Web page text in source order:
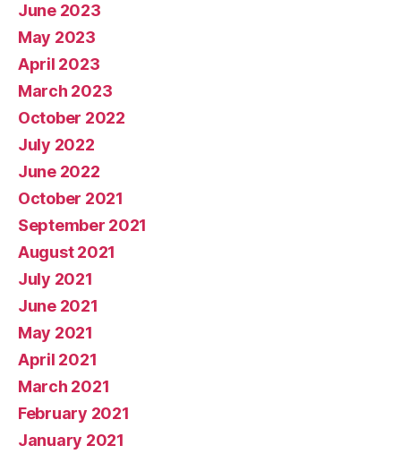
June 2023
May 2023
April 2023
March 2023
October 2022
July 2022
June 2022
October 2021
September 2021
August 2021
July 2021
June 2021
May 2021
April 2021
March 2021
February 2021
January 2021